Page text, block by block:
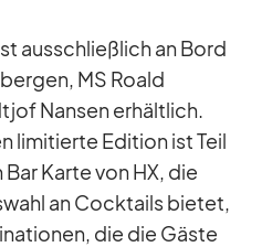
aus­schließ­lich an Bord
MS Roald
Nan­sen er­hält­lich.
li­mi­tierte Edi­tion ist Teil
Karte von HX, die
an Cock­tails bie­tet,
die die Gäste